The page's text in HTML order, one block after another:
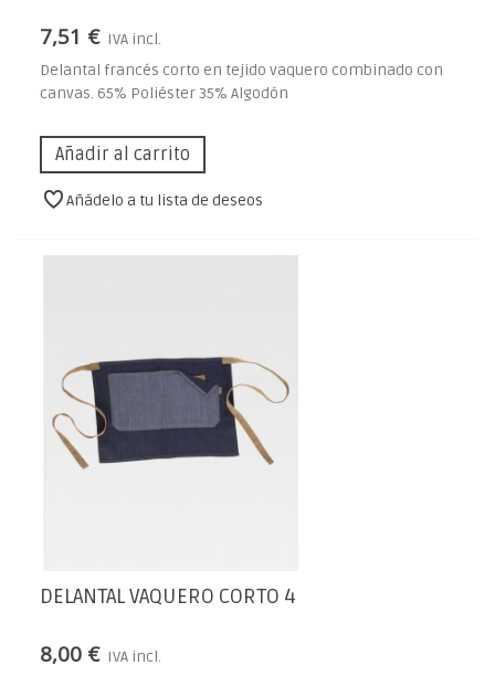
7,51 € IVA incl.
Delantal francés corto en tejido vaquero combinado con
canvas. 65% Poliéster 35% Algodón
Añadir al carrito
Añádelo a tu lista de deseos
DELANTAL VAQUERO CORTO 4
8,00 € IVA incl.